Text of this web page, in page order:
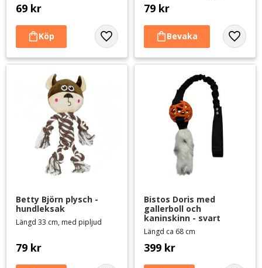
69 kr
Lägg till i favoriter
79 kr
Lägg
Betty Björn plysch -
hundleksak
Längd 33 cm, med pipljud
79 kr
Bistos Doris med
gallerboll och
kaninskinn - svart
Längd ca 68 cm
399 kr